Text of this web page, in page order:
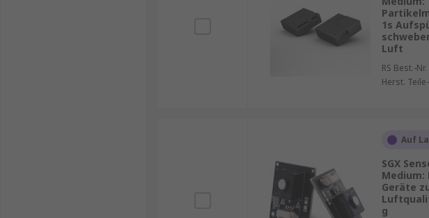
1s
Luft
RS Best.-Nr.
Herst.
Auf
SGX
Geräte
g